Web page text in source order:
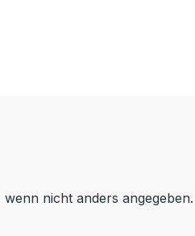
nicht anders angegeben.